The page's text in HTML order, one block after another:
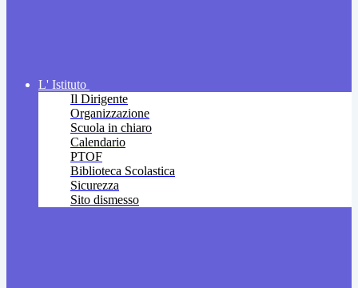
L' Istituto
Il Dirigente
Organizzazione
Scuola in chiaro
Calendario
PTOF
Biblioteca Scolastica
Sicurezza
Sito dismesso